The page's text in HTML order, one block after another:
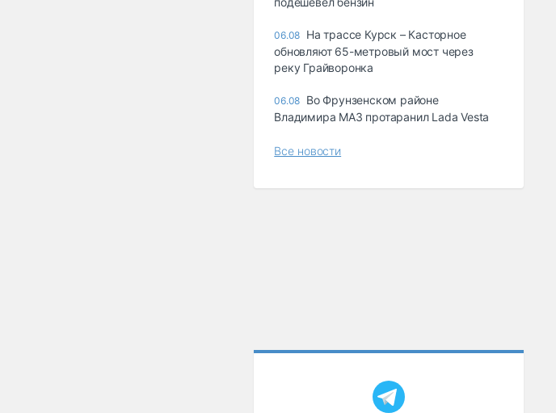
06.08 На трассе Курск – Касторное
обновляют 65-метровый мост через
реку Грайворонка
06.08 Во Фрунзенском районе
Владимира МАЗ протаранил Lada Vesta
Все новости